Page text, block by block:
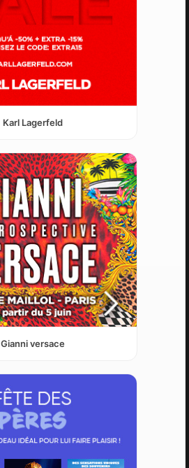
Karl Lagerfeld
Gianni versace